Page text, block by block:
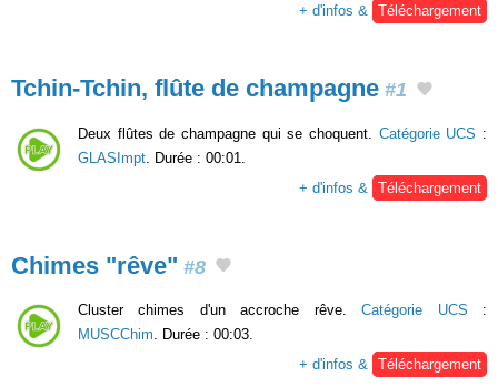
+ d'infos &
Téléchargement
Tchin-Tchin, flûte de champagne #1
Deux flûtes de champagne qui se choquent. Catégorie UCS :
GLASImpt . Durée : 00:01.
+ d'infos &
Téléchargement
Chimes "rêve" #8
Cluster chimes d'un accroche rêve.Catégorie UCS :
MUSCChim. Durée : 00:03.
+ d'infos & Téléchargement